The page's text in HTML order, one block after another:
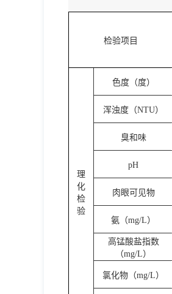
检验项目
理
化
检
验
色度（度）
浑浊度（NTU）
臭和味
pH
肉眼可见物
氨（mg/L）
高锰酸盐指数
（mg/L）
氯化物（mg/L）